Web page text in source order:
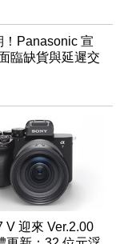
Panasonic 宣
臨缺貨與延遲交
V 迎來 Ver.2.00